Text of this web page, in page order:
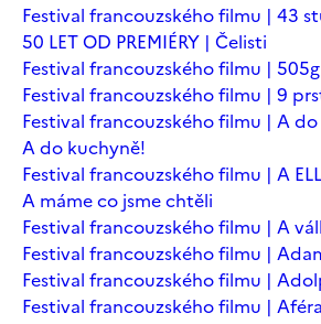
Festival francouzského filmu | 43
50 LET OD PREMIÉRY | Čelisti
Festival francouzského filmu | 505g
Festival francouzského filmu | 9
Festival francouzského filmu | A
A do kuchyně!
Festival francouzského filmu | A
A máme co jsme chtěli
Festival francouzského filmu | A
Festival francouzského filmu |
Festival francouzského filmu |
Festival francouzského filmu |